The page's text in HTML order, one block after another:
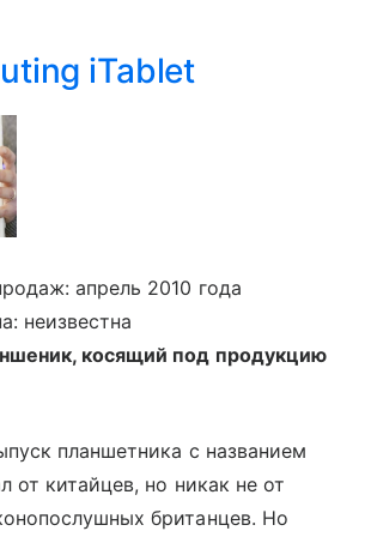
iTablet
апрель 2010 года
неизвестна
косящий под продукцию
планшетника с названием
от китайцев, но никак не от
британцев. Но